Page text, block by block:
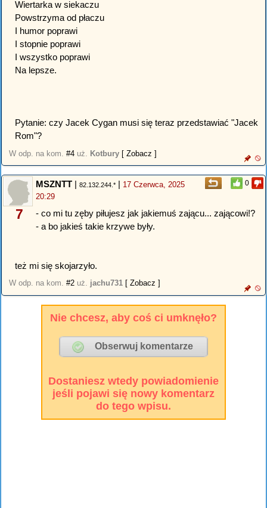
Wiertarka w siekaczu
Powstrzyma od płaczu
I humor poprawi
I stopnie poprawi
I wszystko poprawi
Na lepsze.
Pytanie: czy Jacek Cygan musi się teraz przedstawiać "Jacek
Rom"?
W odp. na kom. #4 uż. Kotbury [ Zobacz ]
0
7
MSZNTT | 82.132.244.* | 17 Czerwca, 2025
20:29
- co mi tu zęby piłujesz jak jakiemuś zającu... zającowi!?
- a bo jakieś takie krzywe były.
też mi się skojarzyło.
W odp. na kom. #2 uż. jachu731 [ Zobacz ]
Nie chcesz, aby coś ci umknęło?
Dostaniesz wtedy powiadomienie
jeśli pojawi się nowy komentarz
do tego wpisu.